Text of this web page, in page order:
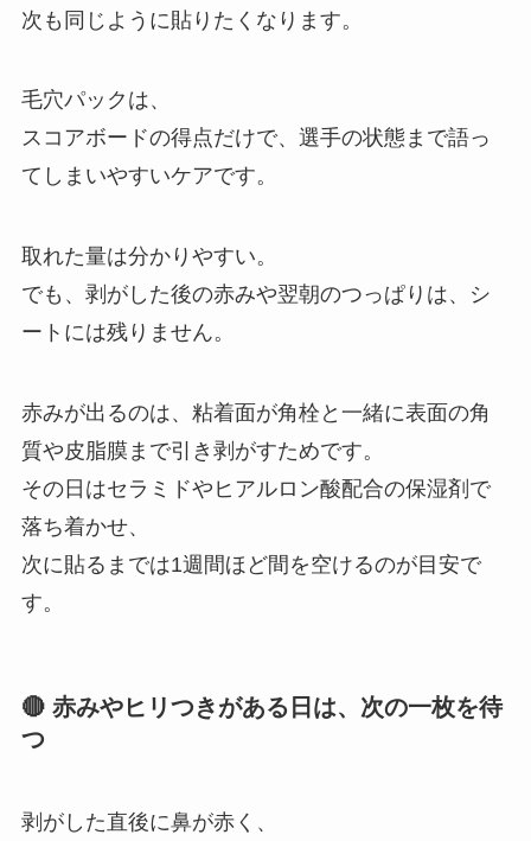
次も同じように貼りたくなります。
毛穴パックは、
スコアボードの得点だけで、選手の状態まで語っ
てしまいやすいケアです。
取れた量は分かりやすい。
でも、剥がした後の赤みや翌朝のつっぱりは、シ
ートには残りません。
赤みが出るのは、粘着面が角栓と一緒に表面の角
質や皮脂膜まで引き剥がすためです。
その日はセラミドやヒアルロン酸配合の保湿剤で
落ち着かせ、
次に貼るまでは1週間ほど間を空けるのが目安で
す。
🔴 赤みやヒリつきがある日は、次の一枚を待
つ
剥がした直後に鼻が赤く、